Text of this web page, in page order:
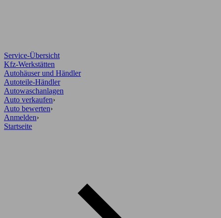
Service-Übersicht
Kfz-Werkstätten
Autohäuser und Händler
Autoteile-Händler
Autowaschanlagen
Auto verkaufen›
Auto bewerten›
Anmelden›
Startseite